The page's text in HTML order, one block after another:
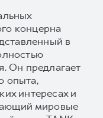
концерна
в
Он предлагает
опыта,
интересах и
мировые